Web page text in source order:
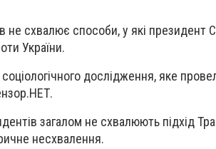
не схвалює способи, у які
України.
дослідження, яке
загалом не схвалюють підхід
несхвалення.